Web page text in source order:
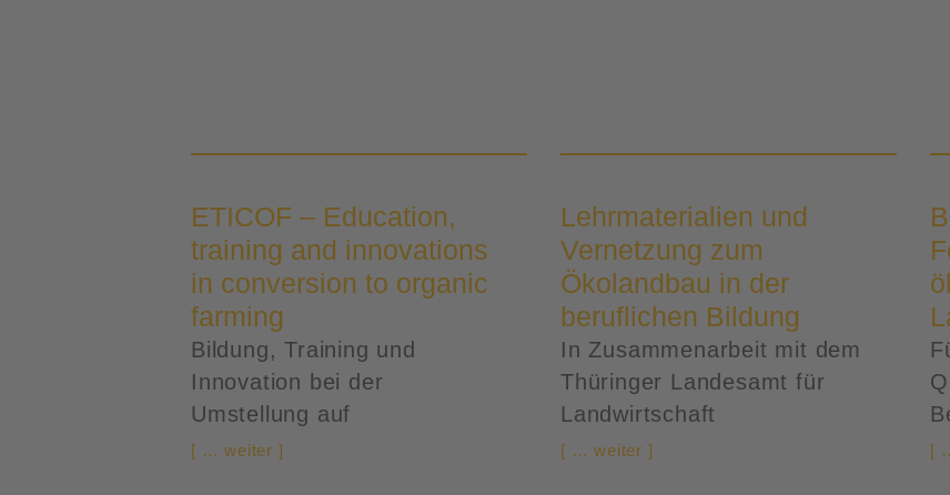
ETICOF – Education,
training and innovations
in conversion to organic
farming
Bildung, Training und
Innovation bei der
Umstellung auf
[ … weiter ]
Lehrmaterialien und
Vernetzung zum
Ökolandbau in der
beruflichen Bildung
In Zusammenarbeit mit dem
Thüringer Landesamt für
Landwirtschaft
[ … weiter ] [